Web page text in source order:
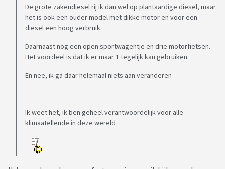
De grote zakendiesel rij ik dan wel op plantaardige diesel, maar
het is ook een ouder model met dikke motor en voor een
diesel een hoog verbruik.
Daarnaast nog een open sportwagentje en drie motorfietsen.
Het voordeel is dat ik er maar 1 tegelijk kan gebruiken.
En nee, ik ga daar helemaal niets aan veranderen
Ik weet het, ik ben geheel verantwoordelijk voor alle
klimaatellende in deze wereld